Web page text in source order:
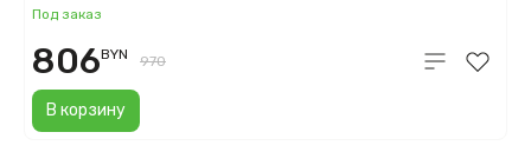
(серый)
Под заказ
В корзину
806BYN 970